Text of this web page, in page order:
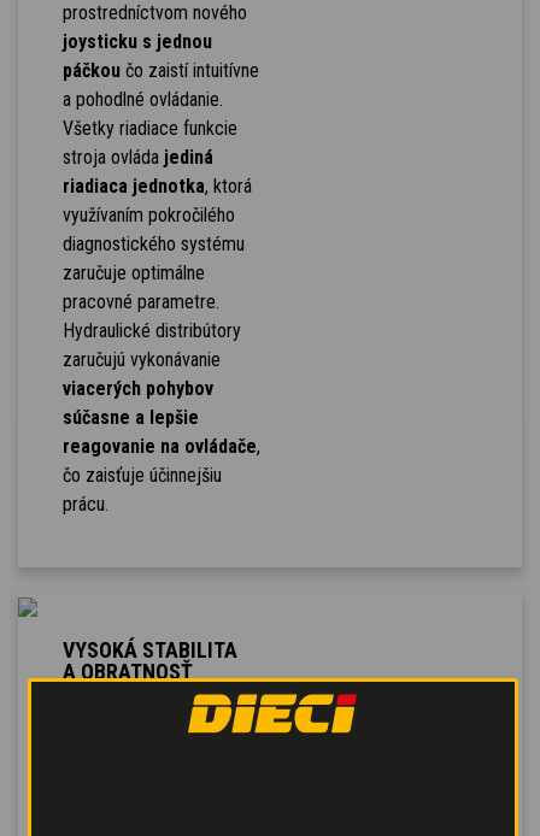
prostredníctvom nového
joysticku s jednou
páčkoučo zaistí intuitívne
a pohodlné ovládanie.
Všetky riadiace funkcie
stroja ovláda jediná
riadiaca jednotka, ktorá
využívaním pokročilého
diagnostického systému
zaručuje optimálne
pracovné parametre.
Hydraulické distribútory
zaručujú vykonávanie
viacerých pohybov
súčasne a lepšie
reagovanie na ovládače,
čo zaisťuje účinnejšiu
prácu.
VYSOKÁ STABILITA
A OBRATNOSŤ
Zadná výkyvná náprava